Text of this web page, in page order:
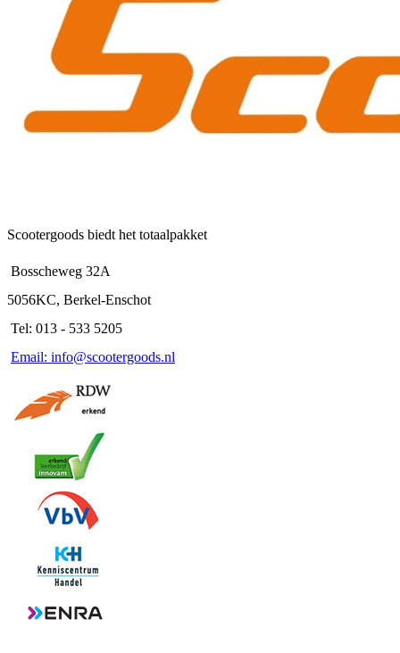
kan
gekozen
worden
op
de
productpagina
Scootergoods biedt het totaalpakket
Bosscheweg 32A
5056KC, Berkel-Enschot
Tel: 013 - 533 5205
Email: info@scootergoods.nl